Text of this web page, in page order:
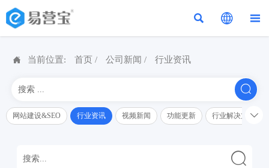
  
 当前位置: 首页 / 公司新闻 / 行业资讯

网站建设&SEO 行业资讯 视频新闻 功能更新 行业解决方案解读

